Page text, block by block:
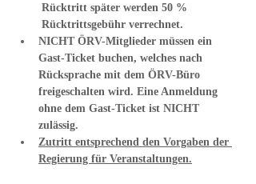
Rücktritt später werden 50 %
Rücktrittsgebühr verrechnet.
NICHT ÖRV-Mitglieder müssen ein
Gast-Ticket buchen, welches nach
Rücksprache mit dem ÖRV-Büro
freigeschalten wird. Eine Anmeldung
ohne dem Gast-Ticket ist NICHT
zulässig.
Zutritt entsprechend den Vorgaben der
Regierung für Veranstaltungen.